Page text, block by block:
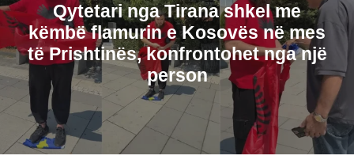
Qytetari nga Tirana shkel me
këmbë flamurin e Kosovës në mes
të Prishtinës, konfrontohet nga një
person